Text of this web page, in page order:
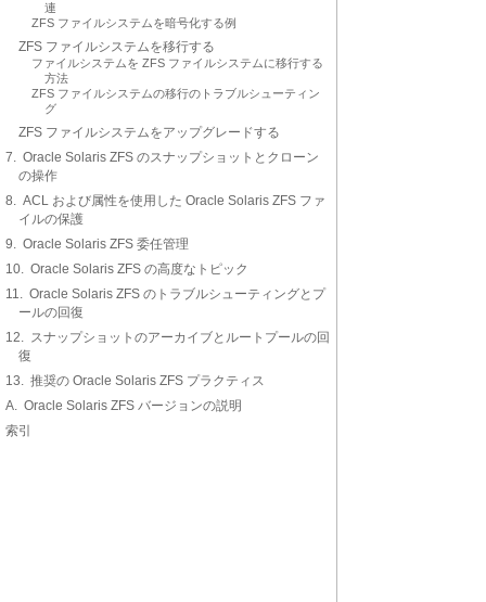
連
ZFS ファイルシステムを暗号化する例
ZFS ファイルシステムを移行する
ファイルシステムを ZFS ファイルシステムに移行する
方法
ZFS ファイルシステムの移行のトラブルシューティン
グ
ZFS ファイルシステムをアップグレードする
7. Oracle Solaris ZFS のスナップショットとクローン
の操作
8. ACL および属性を使用した Oracle Solaris ZFS ファ
イルの保護
9. Oracle Solaris ZFS 委任管理
10. Oracle Solaris ZFS の高度なトピック
11. Oracle Solaris ZFS のトラブルシューティングとプ
ールの回復
12. スナップショットのアーカイブとルートプールの回
復
13. 推奨の Oracle Solaris ZFS プラクティス
A. Oracle Solaris ZFS バージョンの説明
索引